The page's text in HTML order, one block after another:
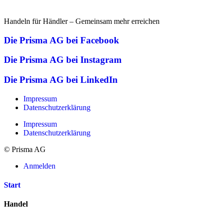
Handeln für Händler – Gemeinsam mehr erreichen
Die Prisma AG bei Facebook
Die Prisma AG bei Instagram
Die Prisma AG bei LinkedIn
Impressum
Datenschutzerklärung
Impressum
Datenschutzerklärung
© Prisma AG
Anmelden
Start
Handel